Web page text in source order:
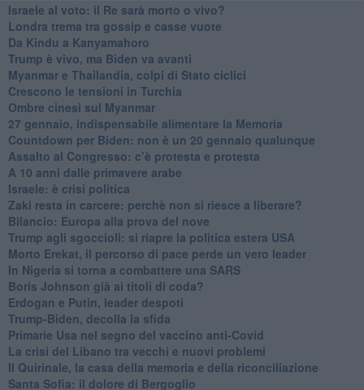
Israele al voto: il Re sarà morto o vivo?
Londra trema tra gossip e casse vuote
Da Kindu a Kanyamahoro
Trump è vivo, ma Biden va avanti
Myanmar e Thailandia, colpi di Stato ciclici
Crescono le tensioni in Turchia
Ombre cinesi sul Myanmar
27 gennaio, indispensabile alimentare la Memoria
Countdown per Biden: non è un 20 gennaio qualunque
Assalto al Congresso: c’è protesta e protesta
A 10 anni dalle primavere arabe
Israele: è crisi politica
Zaki resta in carcere: perchè non si riesce a liberare?
Bilancio: Europa alla prova del nove
Trump agli sgoccioli: si riapre la politica estera USA
Morto Erekat, il percorso di pace perde un vero leader
In Nigeria si torna a combattere una SARS
Boris Johnson già ai titoli di coda?
Erdogan e Putin, leader despoti
Trump-Biden, decolla la sfida
Primarie Usa nel segno del vaccino anti-Covid
La crisi del Libano tra vecchi e nuovi problemi
Il Quirinale, la casa della memoria e della riconciliazione
Santa Sofia: il dolore di Bergoglio